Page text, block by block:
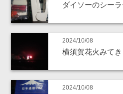
ダイソーのシー
2024/10/08
横須賀花火みてき
2024/10/08